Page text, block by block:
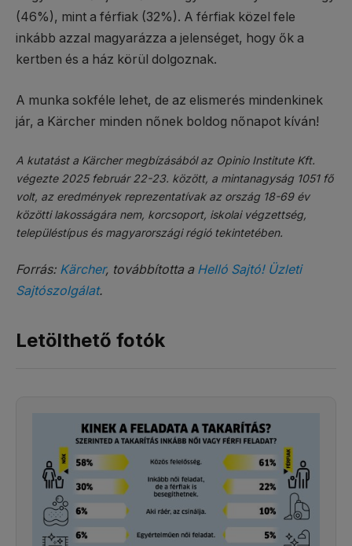
(46%), mint a férfiak (32%). A férfiak közel fele
inkább azzal magyarázza a jelenséget, hogy ők a
kertben és a ház körül dolgoznak.
A munka sokféle lehet, de az elismerés mindenkinek
jár, a Kärcher minden nőnek boldog nőnapot kíván!
A kutatást a Kärcher megbízásából az Opinio Institute Kft.
végezte 2025 február 22-23. között, a mintanagyság 1051 fő
volt, az eredmények reprezentatívak az ország 18-69 év
közötti lakosságára nem, korcsoport, iskolai végzettség,
településtípus és magyarországi régió tekintetében.
Forrás: Kärcher, továbbította a Helló Sajtó! Üzleti
Sajtószolgálat.
Letölthető fotók